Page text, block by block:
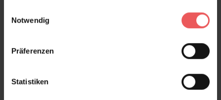
Notwendig
Präferenzen
Statistiken